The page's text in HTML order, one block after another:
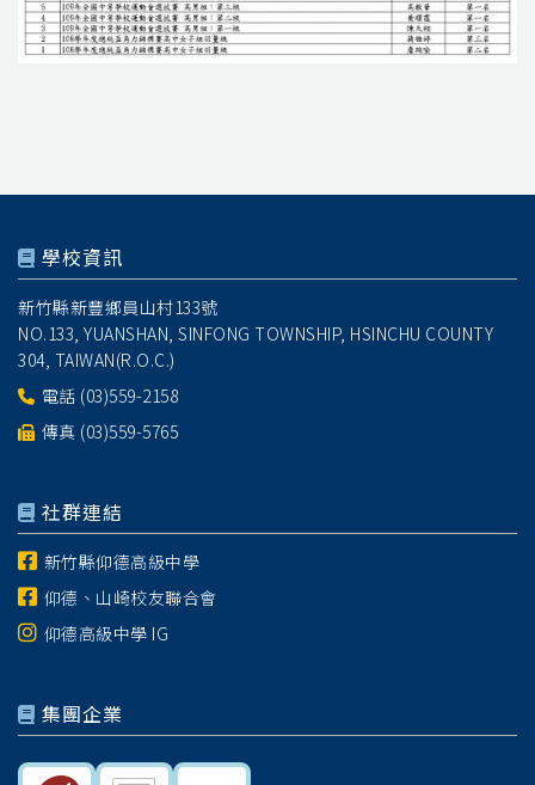
學校資訊
新竹縣新豐鄉員山村133號
NO.133, YUANSHAN, SINFONG TOWNSHIP, HSINCHU COUNTY
304, TAIWAN(R.O.C.)
電話 (03)559-2158
傳真 (03)559-5765
社群連結
新竹縣仰德高級中學
仰德、山崎校友聯合會
仰德高級中學 IG
集團企業